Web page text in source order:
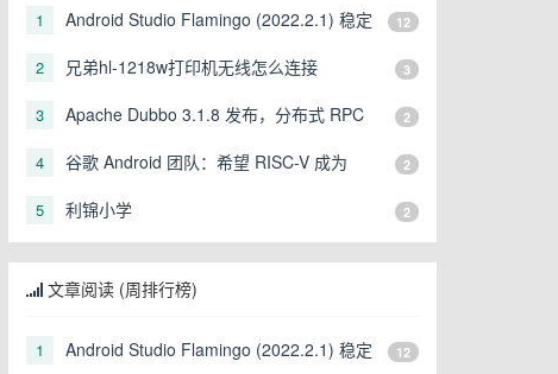
1
Android Studio Flamingo (2022.2.1) 稳定
12
2 兄弟hl-1218w打印机无线怎么连接 3
3
Apache Dubbo 3.1.8 发布，分布式 RPC
2
4
谷歌 Android 团队：希望 RISC-V 成为
2
5 利锦小学 2
文章阅读 (周排行榜)
1
Android Studio Flamingo (2022.2.1) 稳定
12